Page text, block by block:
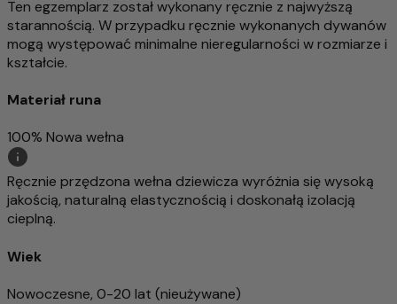
Ten egzemplarz został wykonany ręcznie z najwyższą
starannością. W przypadku ręcznie wykonanych dywanów
mogą występować minimalne nieregularności w rozmiarze i
kształcie.
Materiał runa
100% Nowa wełna
Ręcznie przędzona wełna dziewicza wyróżnia się wysoką
jakością, naturalną elastycznością i doskonałą izolacją
cieplną.
Wiek
Nowoczesne, 0-20 lat (nieużywane)